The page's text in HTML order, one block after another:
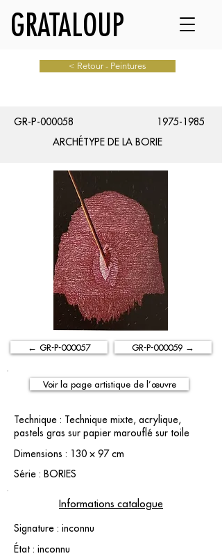
GRATALOUP
< Retour - Peintures
GR-P-000058
1975-1985
ARCHÉTYPE DE LA BORIE
← GR-P-000057 GR-P-000059 →
Voir la page artistique de l’œuvre
Technique : Technique mixte, acrylique,
pastels gras sur papier marouflé sur toile
Dimensions : 130 × 97 cm
Série : BORIES
Informations catalogue
Signature : inconnu
État : inconnu